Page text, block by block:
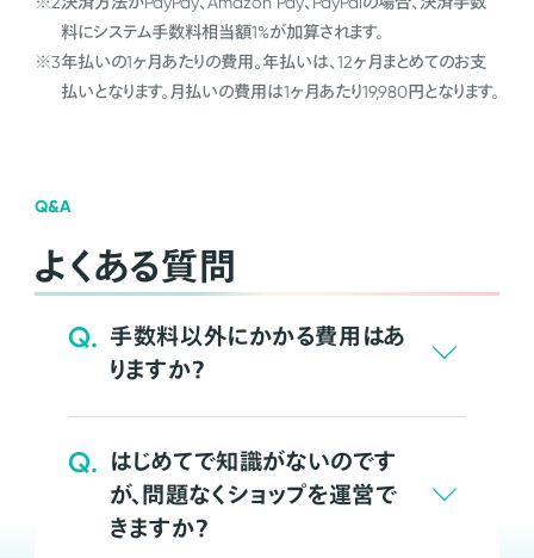
料にシステム手数料相当額1%が加算されます。
※3年払いの1ヶ月あたりの費用。年払いは、12ヶ月まとめてのお支
払いとなります。月払いの費用は1ヶ月あたり19,980円となります。
Q&A
よくある質問
Q. 手数料以外にかかる費用はあ
りますか？
Q. はじめてで知識がないのです
が、問題なくショップを運営で
きますか？